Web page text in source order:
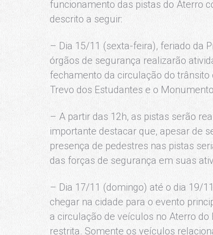
funcionamento das pistas do Aterro
descrito a seguir:
– Dia 15/11 (sexta-feira), feriado da
órgãos de segurança realizarão
fechamento da circulação do
Trevo dos Estudantes e o
– A partir das 12h, as pistas serão
importante destacar que, apesar de
presença de pedestres nas pistas
das forças de segurança em suas
– Dia 17/11 (domingo) até o dia 19/
chegar na cidade para o evento
a circulação de veículos no Aterro
restrita. Somente os veículos